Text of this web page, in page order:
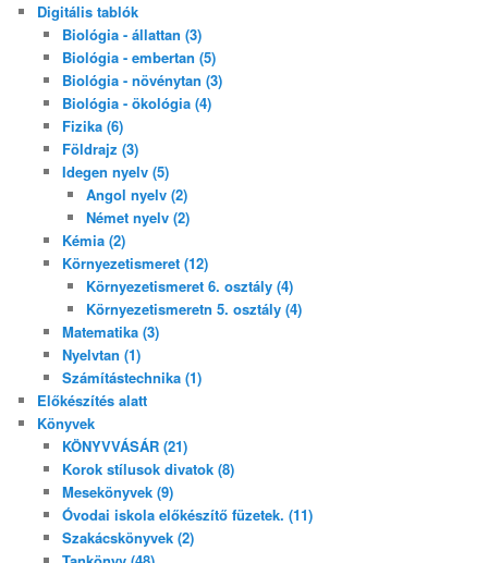
Digitális tablók
Biológia - állattan (3)
Biológia - embertan (5)
Biológia - növénytan (3)
Biológia - ökológia (4)
Fizika (6)
Földrajz (3)
Idegen nyelv (5)
Angol nyelv (2)
Német nyelv (2)
Kémia (2)
Környezetismeret (12)
Környezetismeret 6. osztály (4)
Környezetismeretn 5. osztály (4)
Matematika (3)
Nyelvtan (1)
Számítástechnika (1)
Előkészítés alatt
Könyvek
KÖNYVVÁSÁR (21)
Korok stílusok divatok (8)
Mesekönyvek (9)
Óvodai iskola előkészítő füzetek. (11)
Szakácskönyvek (2)